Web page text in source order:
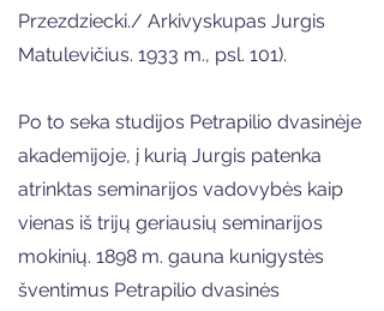
Przezdziecki./ Arkivyskupas Jurgis
Matulevičius. 1933 m., psl. 101).
Po to seka studijos Petrapilio dvasinėje
akademijoje, į kurią Jurgis patenka
atrinktas seminarijos vadovybės kaip
vienas iš trijų geriausių seminarijos
mokinių. 1898 m. gauna kunigystės
šventimus Petrapilio dvasinės